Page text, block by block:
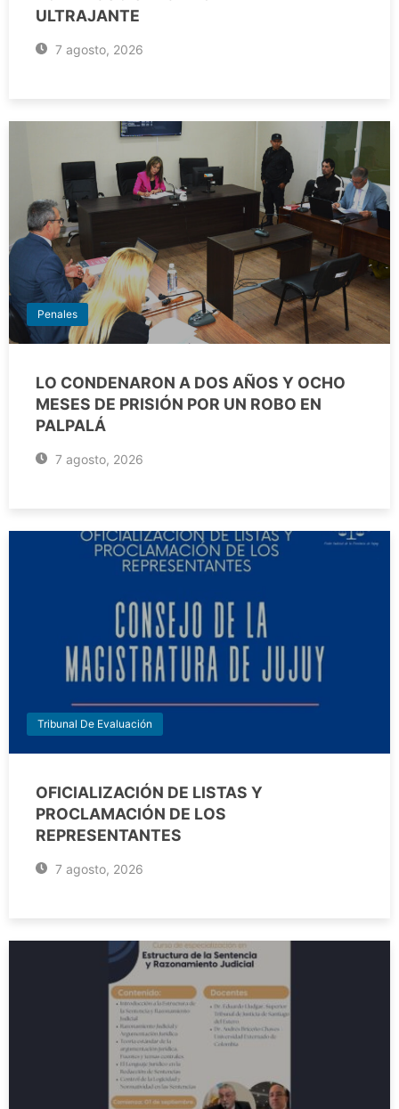
ULTRAJANTE
7 agosto, 2026
Penales
LO CONDENARON A DOS AÑOS Y OCHO
MESES DE PRISIÓN POR UN ROBO EN
PALPALÁ
7 agosto, 2026
Tribunal De Evaluación
OFICIALIZACIÓN DE LISTAS Y
PROCLAMACIÓN DE LOS
REPRESENTANTES
7 agosto, 2026